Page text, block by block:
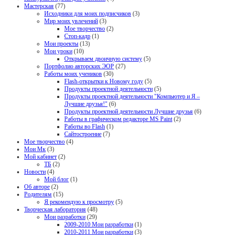
Мастерская (77)
Исходники для моих подписчиков (3)
Мир моих увлечений (3)
Мое творчество (2)
Стоп-кадр (1)
Мои проекты (13)
Мои уроки (10)
Открываем двоичную систему (5)
Портфолио авторских ЭОР (27)
Работы моих учеников (30)
Flash-открытки к Новому году (5)
Продукты проектной деятельности (5)
Продукты проектной деятельности "Компьютер и Я –
Лучшие друзья!" (6)
Продукты проектной деятельности Лучшие друзья (6)
Работы в графическом редакторе MS Paint(2)
Работы во Flash (1)
Сайтостроение (7)
Мое творчество (4)
Мои Мк (3)
Мой кабинет (2)
ТБ (2)
Новости (4)
Мой блог (1)
Об авторе (2)
Родителям (15)
Я рекомендую к просмотру (5)
Творческая лаборатория (48)
Мои разработки (29)
2009-2010 Мои разработки (1)
2010-2011 Мои разработки (3)